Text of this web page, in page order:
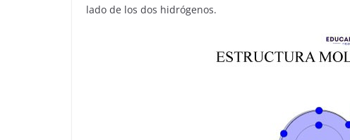
lado de los dos hidrógenos.